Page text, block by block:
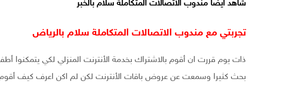
شاهد ايضا مندوب الاتصالات المتكاملة سلام بالخبر
تجربتي مع مندوب الاتصالات المتكاملة سلام بالرياض
ذات يوم قررت ان أقوم بالاشتراك بخدمة الأنترنت المنزلي لكي يتمكنوا
بحث كثيرا وسمعت عن عروض باقات الأنترنت لكن لم اكن اعرف كيف أقوم